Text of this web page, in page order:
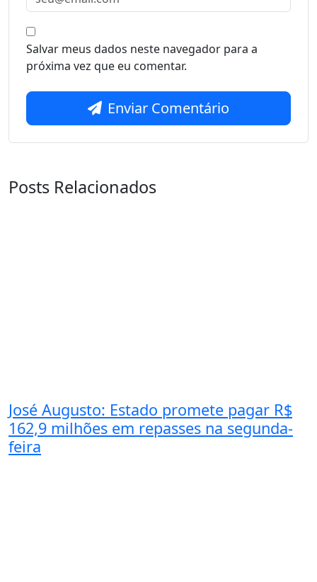
Salvar meus dados neste navegador para a
próxima vez que eu comentar.
Enviar Comentário
Posts Relacionados
José Augusto: Estado promete pagar R$
162,9 milhões em repasses na segunda-
feira